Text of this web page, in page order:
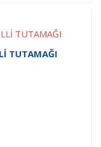
TUTAMAĞI